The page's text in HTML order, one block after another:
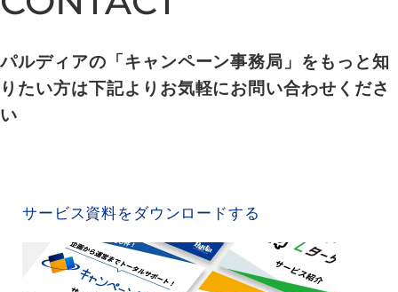
パルディアの「キャンペーン事務局」をもっと知
りたい方は下記よりお気軽にお問い合わせくださ
い
サービス資料をダウンロードする